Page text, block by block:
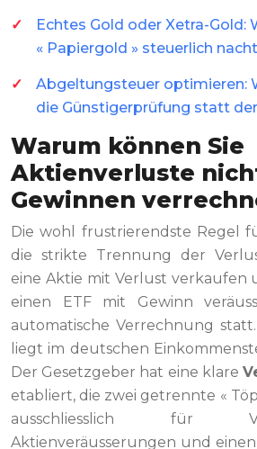
Echtes Gold oder Xetra-Gold:
« Papiergold » steuerlich
Abgeltungsteuer optimieren:
die Günstigerprüfung statt
Warum können Sie
Aktienverluste
Gewinnen
Die wohl frustrierendste Regel
die strikte Trennung der
eine Aktie mit Verlust verkaufen
einen ETF mit Gewinn
automatische Verrechnung
liegt im deutschen
Der Gesetzgeber hat eine klare
etabliert, die zwei getrennte «
ausschliesslich für
Aktienveräusserungen und